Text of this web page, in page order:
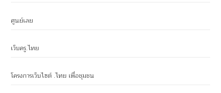
ศูนย์เลย
เว็บครู.ไทย
โครงการเว็บไซต์ .ไทย เพื่อชุมชน